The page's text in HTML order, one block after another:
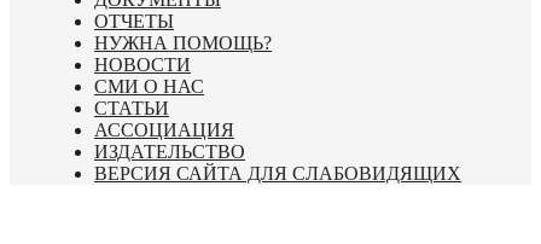
ОТЧЕТЫ
НУЖНА ПОМОЩЬ?
НОВОСТИ
СМИ О НАС
СТАТЬИ
АССОЦИАЦИЯ
ИЗДАТЕЛЬСТВО
ВЕРСИЯ САЙТА ДЛЯ СЛАБОВИДЯЩИХ